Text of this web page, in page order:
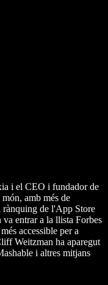
i el CEO i fundador de
amb més de
rànquing de l'App Store
entrar a la llista Forbes
accessible per a
Weitzman ha aparegut
i altres mitjans